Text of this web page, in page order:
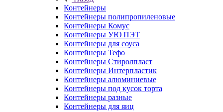
Контейнеры
Контейнеры полипропиленовые
Контейнеры Комус
Контейнеры УЮ ПЭТ
Контейнеры для соуса
Контейнеры Тефо
Контейнеры Стиролпласт
Контейнеры Интерпластик
Контейнеры алюминиевые
Контейнеры под кусок торта
Контейнеры разные
Контейнеры для яиц